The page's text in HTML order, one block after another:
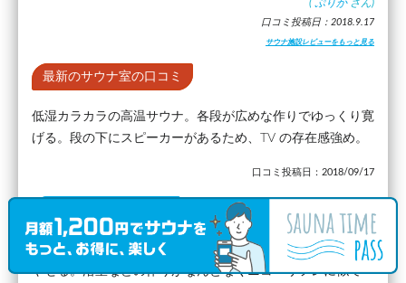
( ぷりか さん)
口コミ投稿日：2018.9.17
サウナ施設レビューをもっと見る
最新のサウナ室の口コミ
低湿カラカラの高温サウナ。各段が広めな作りでゆっくり寛
げる。段の下にスピーカーがあるため、TV の存在感強め。
口コミ投稿日：2018/09/17
かなり冷たく、また水風呂が広いので、短時間でキリッと冷
やせる。浴室などの作りがなんとなくニコーリフレに似て